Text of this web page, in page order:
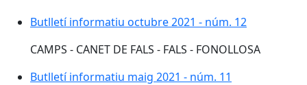
Butlletí informatiu octubre 2021 - núm. 12
Butlletí informatiu octubre 2021 - núm. 12
CAMPS - CANET DE FALS - FALS - FONOLLOSA
Butlletí informatiu maig 2021 - núm. 11
Butlletí informatiu maig 2021 - núm. 11